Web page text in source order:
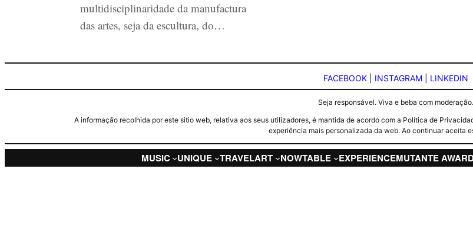
multidisciplinaridade da manufactura
das artes, seja da escultura, do…
FACEBOOK INSTAGRAM LINKEDIN
Seja responsável. Viva e beba com moderação.
A informação recolhida por este sitio web, relativa aos seus utilizadores, é mantida de acordo com a Política de
experiência mais personalizada da web. Ao continuar aceita
MUSIC UNIQUE TRAVELART NOWTABLE EXPERIENCEMUTANTE